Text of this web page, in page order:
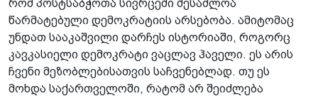
რომ პოსტსაბჭოთა სივრცეში შესაძლოა
წარმატებული დემოკრატიის არსებობა. ამიტომაც
უნდათ სააკაშვილი დარჩეს ისტორიაში, როგორც
კავკასიელი დემოკრატი ვაცლავ ჰაველი. ეს არის
ჩვენი მეზობლებისათვის საჩვენებლად. თუ ეს
მოხდა საქართველოში, რატომ არ შეიძლება